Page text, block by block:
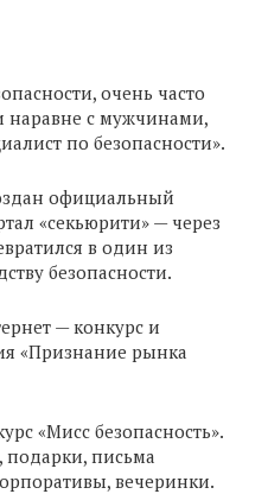
очень часто
с мужчинами,
по безопасности».
официальный
«секьюрити» — через
в один из
безопасности.
— конкурс и
«Признание рынка
«Мисс безопасность».
подарки, письма
вечеринки.